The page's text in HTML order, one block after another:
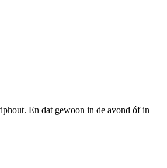
En dat gewoon in de avond óf in